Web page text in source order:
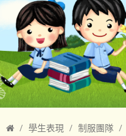
學生表現 制服團隊